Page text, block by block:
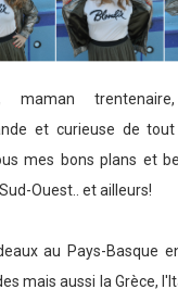
maman
et curieuse de
mes bons plans et
Ouest.. et ailleurs!
au Pays-Basque
mais aussi la Grèce,